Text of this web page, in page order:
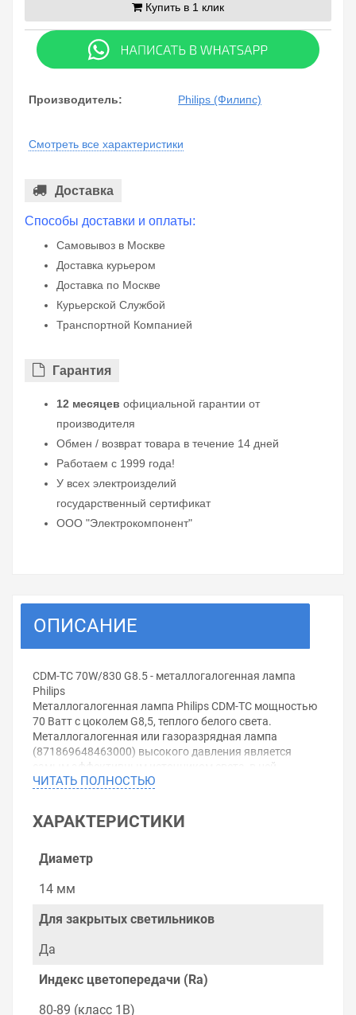
Купить в 1 клик
Производитель: Philips (Филипс)
Смотреть все характеристики
Доставка
Способы доставки и оплаты:
Самовывоз в Москве
Доставка курьером
Доставка по Москве
Курьерской Службой
Транспортной Компанией
Гарантия
12 месяцев официальной гарантии от
производителя
Обмен / возврат товара в течение 14 дней
Работаем с 1999 года!
У всех электроизделий
государственный сертификат
ООО "Электрокомпонент"
ОПИСАНИЕ
CDM-TC 70W/830 G8.5 - металлогалогенная лампа
Philips
Металлогалогенная лампа Philips CDM-TC мощностью
70 Ватт с цоколем G8,5, теплого белого света.
Металлогалогенная или газоразрядная лампа
(871869648463000) высокого давления является
самым эффективным источником света, в ней
сочетается большой световой поток с компактностью.
металлогалогенных ламп (МГЛ) - это низкое
тепловыделение, прекрасная цветовая передача и
конструкции этих МГЛ можно удобно управлять
Газоразрядные лампы высокого давления широко
- необходима яркая подсветка товаров и каких-либо
- большое значение имеют энергоэффективность и
освещение, освещение спортивных площадок и
искусственное наружное освещение: ночное уличное
ЧИТАТЬ ПОЛНОСТЬЮ
ХАРАКТЕРИСТИКИ
Диаметр
14 мм
Для закрытых светильников
Да
Индекс цветопередачи (Ra)
80-89 (класс 1В)